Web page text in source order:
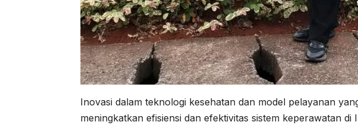
Inovasi dalam teknologi kesehatan dan model pelayanan
meningkatkan efisiensi dan efektivitas sistem keperawatan